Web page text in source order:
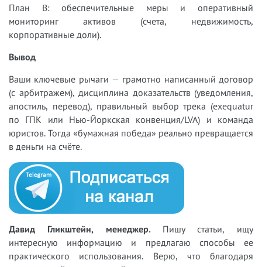
План B: обеспечительные меры и оперативный
мониторинг активов (счета, недвижимость,
корпоративные доли).
Вывод
Ваши ключевые рычаги — грамотно написанный договор
(с арбитражем), дисциплина доказательств (уведомления,
апостиль, перевод), правильный выбор трека (exequatur
по ГПК или Нью-Йоркская конвенция/LVA) и команда
юристов. Тогда «бумажная победа» реально превращается
в деньги на счёте.
Давид Гликштейн, менеджер. Пишу статьи, ищу
интересную информацию и предлагаю способы ее
практического использования. Верю, что благодаря